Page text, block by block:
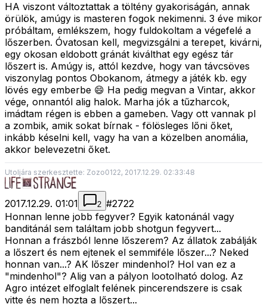
HA viszont változtattak a töltény gyakoriságán, annak
örülök, amúgy is masteren fogok nekimenni. 3 éve mikor
próbáltam, emlékszem, hogy fuldokoltam a végefelé a
lőszerben. Óvatosan kell, megvizsgálni a terepet, kivárni,
egy okosan eldobott gránát kiválthat egy egész tár
lőszert is. Amúgy is, attól kezdve, hogy van távcsöves
viszonylag pontos Obokanom, átmegy a játék kb. egy
lövés egy emberbe 😄 Ha pedig megvan a Vintar, akkor
vége, onnantól alig halok. Marha jók a tűzharcok,
imádtam régen is ebben a gameben. Vagy ott vannak pl
a zombik, amik sokat bírnak - fölösleges lőni őket,
inkább késelni kell, vagy ha van a közelben anomália,
akkor belevezetni őket.
Utoljára szerkesztette: Zozo0122, 2017.12.29. 02:33:48
2017.12.29. 01:01 2 #2722
Honnan lenne jobb fegyver? Egyik katonánál vagy
banditánál sem találtam jobb shotgun fegyvert...
Honnan a frászból lenne lőszerem? Az állatok zabálják
a lőszert és nem ejtenek el semmiféle lőszer...? Neked
honnan van...? AK lőszer mindenhol? Hol van ez a
"mindenhol"? Alig van a pályon lootolható dolog. Az
Agro intézet elfoglalt felének pincerendszere is csak
vitte és nem hozta a lőszert...